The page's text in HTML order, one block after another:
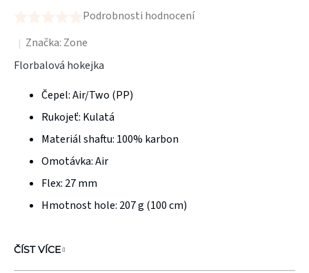
hodnocení
produktu
hvězdiček.
Podrobnosti hodnocení
Značka: Zone
Florbalová hokejka
Čepel:Air/Two (PP)
Rukojeť: Kulatá
Materiál shaftu: 100% karbon
Omotávka:Air
Flex: 27 mm
Hmotnost hole: 207 g (100 cm)
ČÍST VÍCE